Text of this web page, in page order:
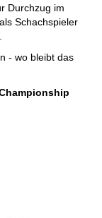
Durchzug im
Schachspieler
- wo bleibt das